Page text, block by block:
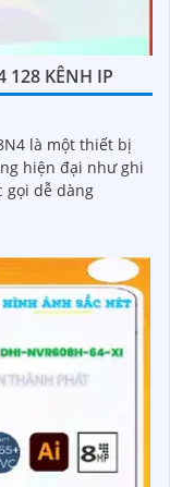
128 KÊNH IP
là một thiết bị
hiện đại như ghi
gọi dễ dàng